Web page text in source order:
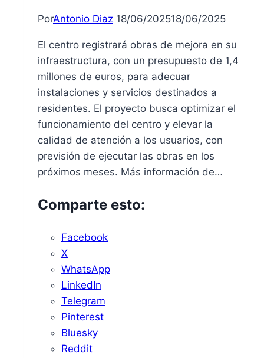
emergencias
o
catástrofes
PorAntonio Diaz 18/06/202518/06/2025
El centro registrará obras de mejora en su
infraestructura, con un presupuesto de 1,4
millones de euros, para adecuar
instalaciones y servicios destinados a
residentes. El proyecto busca optimizar el
funcionamiento del centro y elevar la
calidad de atención a los usuarios, con
previsión de ejecutar las obras en los
próximos meses. Más información de…
Comparte esto:
Facebook
X
WhatsApp
LinkedIn
Telegram
Pinterest
Bluesky
Reddit